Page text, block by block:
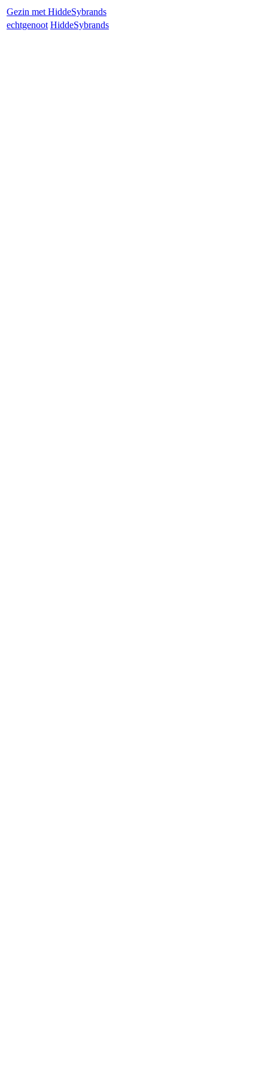
Gezin met HiddeSybrands
echtgenoot HiddeSybrands